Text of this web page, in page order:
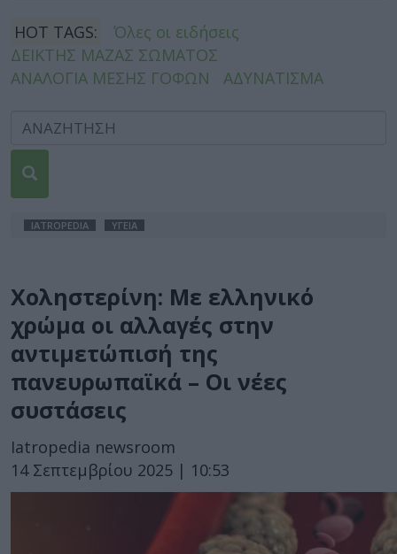
HOT TAGS:
Όλες οι ειδήσεις
ΔΕΙΚΤΗΣ ΜΑΖΑΣ ΣΩΜΑΤΟΣ
ΑΝΑΛΟΓΙΑ ΜΕΣΗΣ ΓΟΦΩΝ
ΑΔΥΝΑΤΙΣΜΑ
IATROPEDIA ΥΓΕΙΑ
Χοληστερίνη: Με ελληνικό
χρώμα οι αλλαγές στην
αντιμετώπισή της
πανευρωπαϊκά – Οι νέες
συστάσεις
Iatropedia newsroom
14 Σεπτεμβρίου 2025 | 10:53